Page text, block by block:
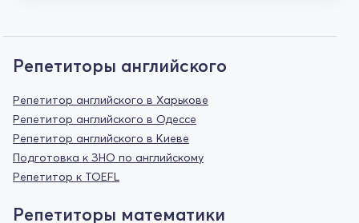
Репетиторы английского
Репетитор английского в Харькове
Репетитор английского в Одессе
Репетитор английского в Киеве
Подготовка к ЗНО по английскому
Репетитор к TOEFL
Репетиторы математики